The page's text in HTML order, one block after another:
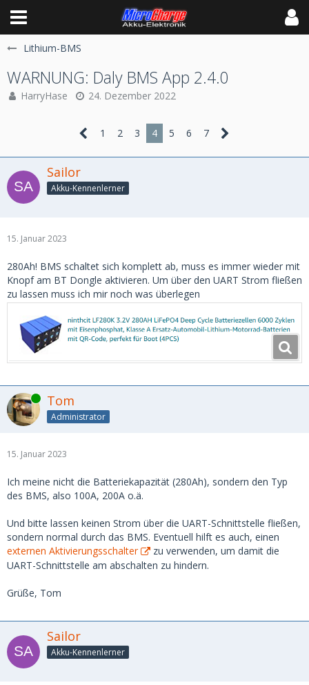
Lithium-BMS
WARNUNG: Daly BMS App 2.4.0
HarryHase 24. Dezember 2022
1 2 3 4 5 6 7
Sailor
Akku-Kennenlerner
15. Januar 2023
280Ah! BMS schaltet sich komplett ab, muss es immer wieder mit
Knopf am BT Dongle aktivieren. Um über den UART Strom fließen
zu lassen muss ich mir noch was überlegen
Online Tom
Administrator
15. Januar 2023
Ich meine nicht die Batteriekapazität (280Ah), sondern den Typ
des BMS, also 100A, 200A o.ä.
Und bitte lassen keinen Strom über die UART-Schnittstelle fließen,
sondern normal durch das BMS. Eventuell hilft es auch, einen
externen Aktivierungsschalter
zu verwenden, um damit die
UART-Schnittstelle am abschalten zu hindern.
Grüße, Tom
Sailor
Akku-Kennenlerner